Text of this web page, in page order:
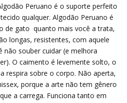
Peruano é o suporte perfeito
qualquer. Algodão Peruano é
de gato  quanto mais você a trata,
longas, resistentes, com aquele
não souber cuidar (e melhora
O caimento é levemente solto, o
respira sobre o corpo. Não aperta,
porque a arte não tem gênero 
a carrega. Funciona tanto em